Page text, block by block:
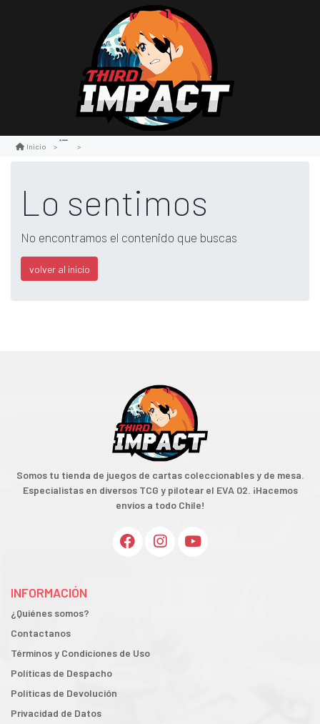
Inicio
Lo sentimos
No encontramos el contenido que buscas
volver al inicio
Somos tu tienda de juegos de cartas coleccionables y de mesa.
Especialistas en diversos TCG y pilotear el EVA 02. ¡Hacemos
envíos a todo Chile!
INFORMACIÓN
¿Quiénes somos?
Contactanos
Términos y Condiciones de Uso
Políticas de Despacho
Políticas de Devolución
Privacidad de Datos